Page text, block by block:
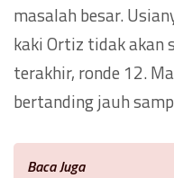
masalah besar.
kaki Ortiz tidak akan
terakhir, ronde 12.
bertanding jauh
Baca Juga